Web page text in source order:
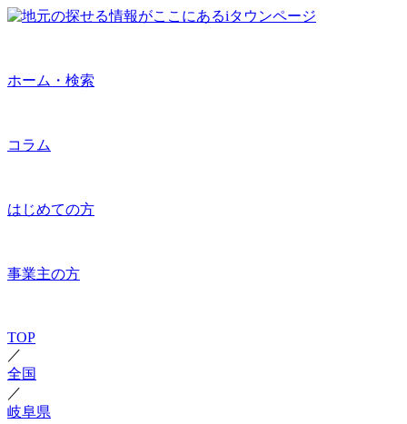
ホーム・検索
コラム
はじめての方
事業主の方
TOP
／
全国
／
岐阜県